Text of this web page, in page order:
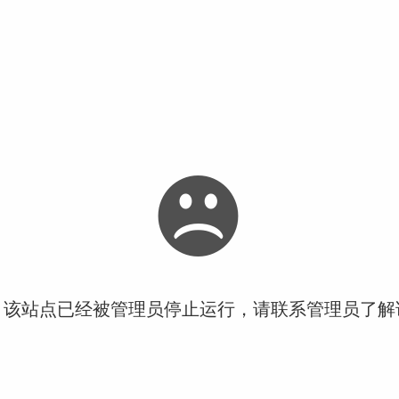
站点已经被管理员停止运行，请联系管理员了